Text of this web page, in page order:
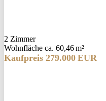
2 Zimmer
Wohnfläche ca. 60,46 m²
Kaufpreis 279.000 EUR